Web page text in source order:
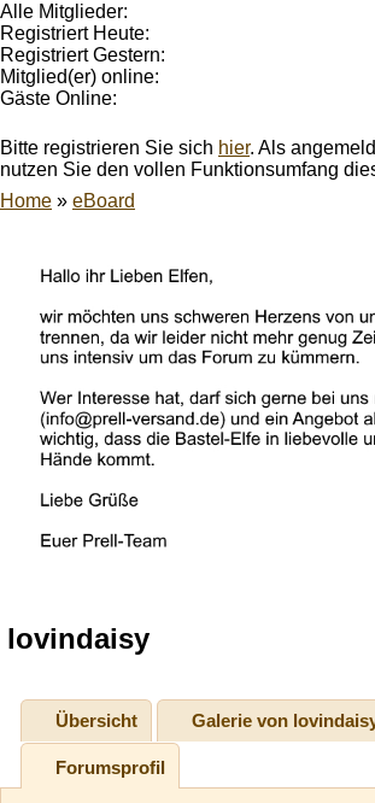
Alle Mitglieder:
Registriert Heute:
Registriert Gestern:
Mitglied(er) online:
Gäste Online:
Bitte registrieren Sie sich hier. Als
nutzen Sie den vollen Funktionsumfang
Home » eBoard
lovindaisy
Übersicht Galerie von
Forumsprofil